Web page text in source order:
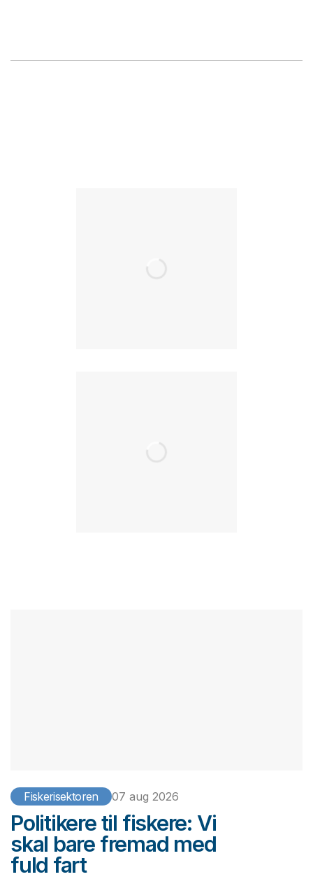
Fiskerisektoren 07 aug 2026
Politikere til fiskere: Vi
skal bare fremad med
fuld fart